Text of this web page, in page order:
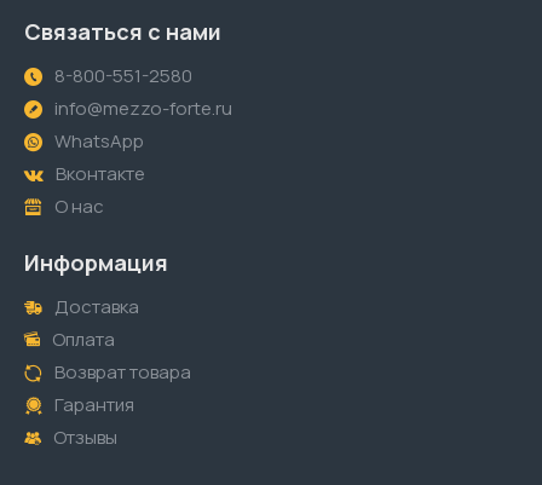
Связаться с нами
8-800-551-2580
info@mezzo-forte.ru
WhatsApp
Вконтакте
О нас
Информация
Доставка
Оплата
Возврат товара
Гарантия
Отзывы